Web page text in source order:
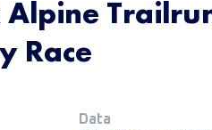
Race
Data